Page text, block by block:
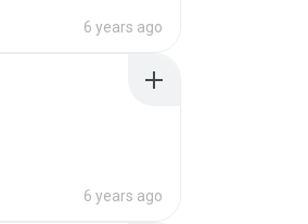
6 years ago
6 years ago